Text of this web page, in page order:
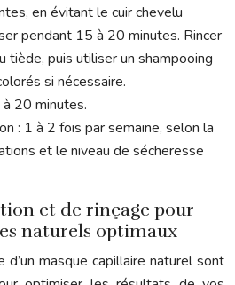
en évitant le cuir chevelu
pendant 15 à 20 minutes. Rincer
tiède, puis utiliser un shampooing
si nécessaire.
20 minutes.
: 1 à 2 fois par semaine, selon la
et le niveau de sécheresse
et de rinçage pour
naturels optimaux
d’un masque capillaire naturel sont